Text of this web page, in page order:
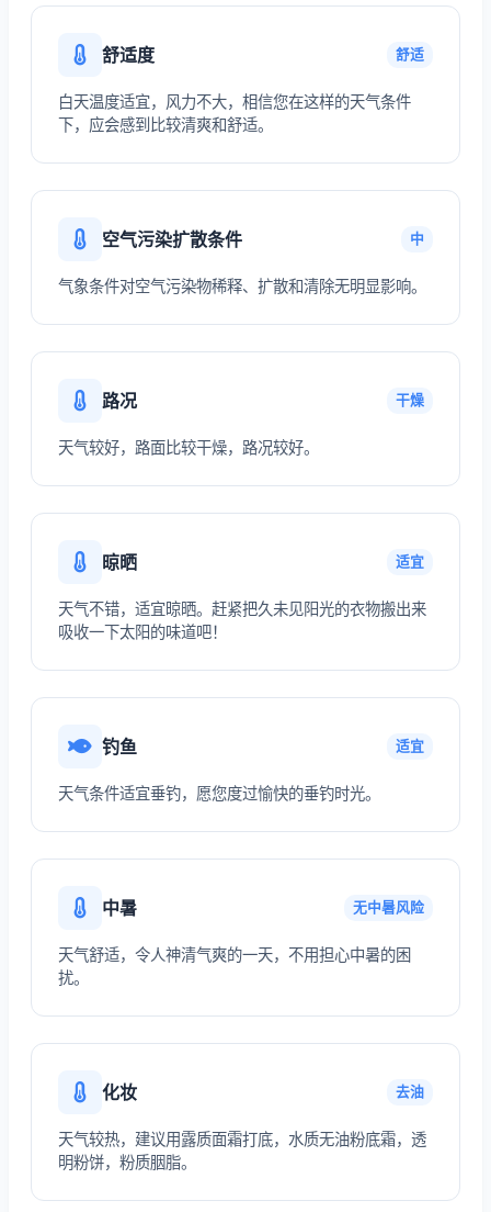
舒适度 舒适
白天温度适宜，风力不大，相信您在这样的天气条件
下，应会感到比较清爽和舒适。
空气污染扩散条件 中
气象条件对空气污染物稀释、扩散和清除无明显影响。
路况 干燥
天气较好，路面比较干燥，路况较好。
晾晒 适宜
天气不错，适宜晾晒。赶紧把久未见阳光的衣物搬出来
吸收一下太阳的味道吧！
钓鱼 适宜
天气条件适宜垂钓，愿您度过愉快的垂钓时光。
中暑 无中暑风险
天气舒适，令人神清气爽的一天，不用担心中暑的困
扰。
化妆 去油
天气较热，建议用露质面霜打底，水质无油粉底霜，透
明粉饼，粉质胭脂。